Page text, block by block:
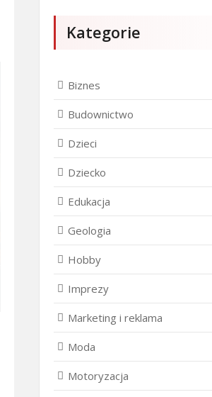
Kategorie
Biznes
Budownictwo
Dzieci
Dziecko
Edukacja
Geologia
Hobby
Imprezy
Marketing i reklama
Moda
Motoryzacja